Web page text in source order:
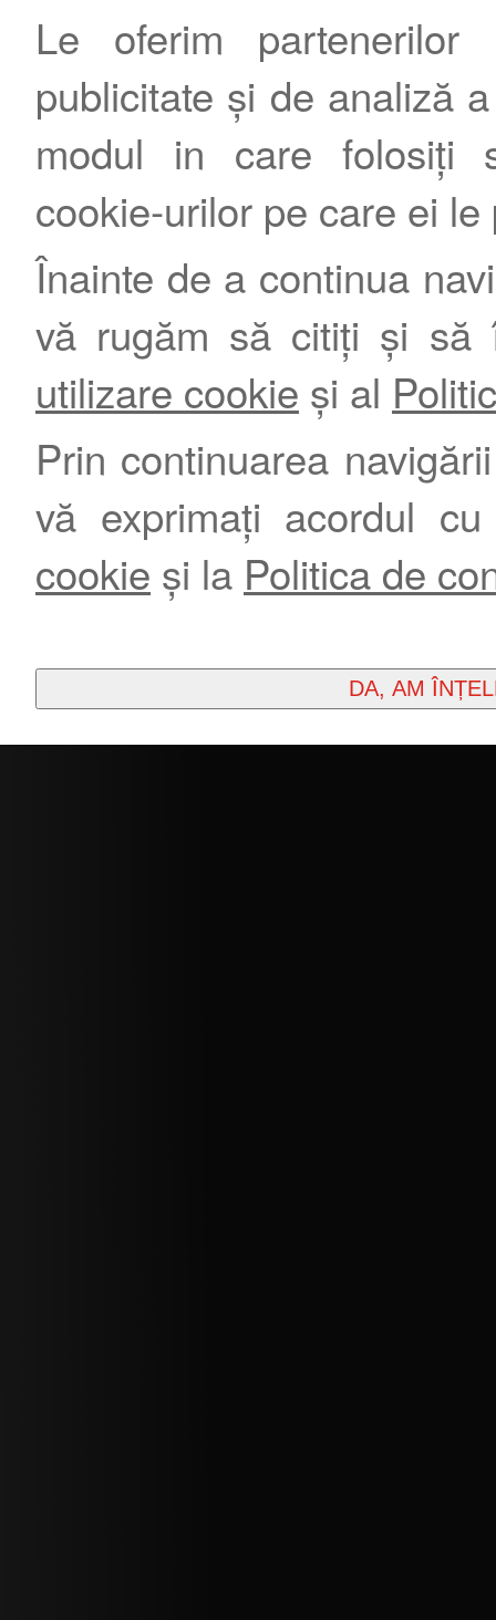
Le oferim
publicitate și de analiză
modul in care folosiți
cookie-urilor pe care ei le
Înainte de a continua
vă rugăm să citiți și să
utilizare cookie și al
Prin continuarea
vă exprimați acordul
cookie și la Politica de